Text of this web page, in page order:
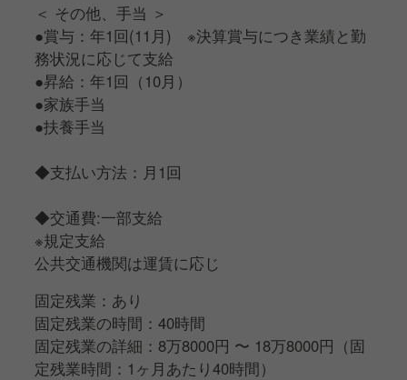
＜ その他、手当 ＞
●賞与：年1回(11月) ※決算賞与につき業績と勤
務状況に応じて支給
●昇給：年1回（10月）
●家族手当
●扶養手当
◆支払い方法：月1回
◆交通費:一部支給
※規定支給
公共交通機関は運賃に応じ
固定残業：あり
固定残業の時間：40時間
固定残業の詳細：8万8000円 〜 18万8000円（固
定残業時間：1ヶ月あたり40時間）